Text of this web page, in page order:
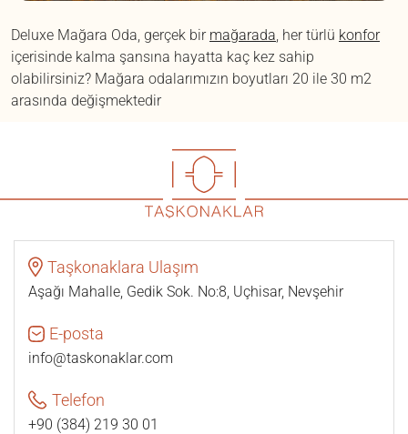
Deluxe Mağara Oda, gerçek bir mağarada , her türlü konfor
içerisinde kalma şansına hayatta kaç kez sahip
olabilirsiniz? Mağara odalarımızın boyutları 20 ile 30 m2
arasında değişmektedir
Taşkonaklara Ulaşım
Aşağı Mahalle, Gedik Sok. No:8, Uçhisar, Nevşehir
E-posta
info@taskonaklar.com
Telefon
+90 (384) 219 30 01